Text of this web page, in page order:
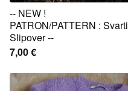
-- NEW !
PATRON/PATTERN : Svarti
Slipover --
7,00€